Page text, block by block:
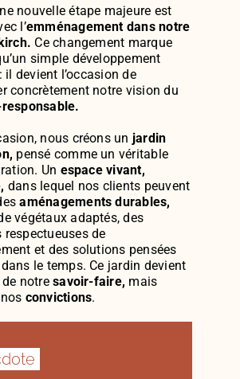
nouvelle étape majeure est
l’emménagement dans notre
Ce changement marque
simple développement
il devient l’occasion de
concrètement notre vision du
nous créons un jardin
pensé comme un véritable
Un espace vivant,
dans lequel nos clients peuvent
aménagements durables,
végétaux adaptés, des
respectueuses de
et des solutions pensées
le temps. Ce jardin devient
notresavoir-faire, mais
convictions.